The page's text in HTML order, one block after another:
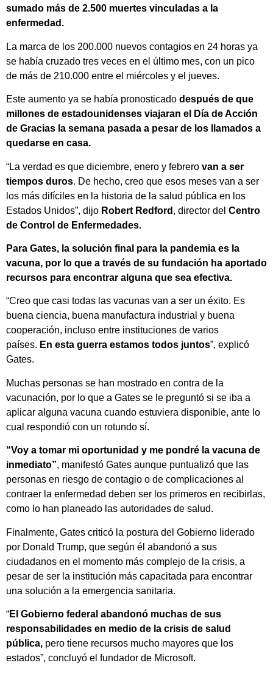
sumado más de 2.500 muertes vinculadas a la
enfermedad.
La marca de los 200.000 nuevos contagios en 24 horas ya
se había cruzado tres veces en el último mes, con un pico
de más de 210.000 entre el miércoles y el jueves.
Este aumento ya se había pronosticado después de que
millones de estadounidenses viajaran el Día de Acción
de Gracias la semana pasada a pesar de los llamados a
quedarse en casa.
“La verdad es que diciembre, enero y febrero van a ser
tiempos duros. De hecho, creo que esos meses van a ser
los más difíciles en la historia de la salud pública en los
Estados Unidos”, dijo Robert Redford , director del Centro
de Control de Enfermedades.
Para Gates, la solución final para la pandemia es la
vacuna, por lo que a través de su fundación ha aportado
recursos para encontrar alguna que sea efectiva.
“Creo que casi todas las vacunas van a ser un éxito. Es
buena ciencia, buena manufactura industrial y buena
cooperación, incluso entre instituciones de varios
países. En esta guerra estamos todos juntos”, explicó
Gates.
Muchas personas se han mostrado en contra de la
vacunación, por lo que a Gates se le preguntó si se iba a
aplicar alguna vacuna cuando estuviera disponible, ante lo
cual respondió con un rotundo sí.
“Voy a tomar mi oportunidad y me pondré la vacuna de
inmediato”, manifestó Gates aunque puntualizó que las
personas en riesgo de contagio o de complicaciones al
contraer la enfermedad deben ser los primeros en recibirlas,
como lo han planeado las autoridades de salud.
Finalmente, Gates criticó la postura del Gobierno liderado
por Donald Trump, que según él abandonó a sus
ciudadanos en el momento más complejo de la crisis, a
pesar de ser la institución más capacitada para encontrar
una solución a la emergencia sanitaria.
“El Gobierno federal abandonó muchas de sus
responsabilidades en medio de la crisis de salud
pública, pero tiene recursos mucho mayores que los
estados”, concluyó el fundador de Microsoft.